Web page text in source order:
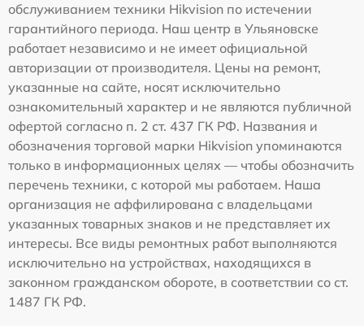
обслуживанием техники Hikvision по истечении
гарантийного периода. Наш центр в Ульяновске
работает независимо и не имеет официальной
авторизации от производителя. Цены на ремонт,
указанные на сайте, носят исключительно
ознакомительный характер и не являются публичной
офертой согласно п. 2 ст. 437 ГК РФ. Названия и
обозначения торговой марки Hikvision упоминаются
только в информационных целях — чтобы обозначить
перечень техники, с которой мы работаем. Наша
организация не аффилирована с владельцами
указанных товарных знаков и не представляет их
интересы. Все виды ремонтных работ выполняются
исключительно на устройствах, находящихся в
законном гражданском обороте, в соответствии со ст.
1487 ГК РФ.